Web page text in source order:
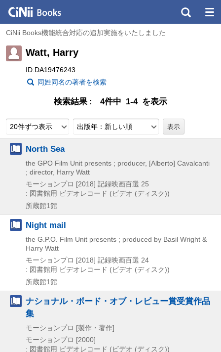
CiNii Books機能統合対応の追加実施をいたしました
Watt, Harry
ID:DA19476243
同姓同名の著者を検索
検索結果 4件中 1-4 を表示
20件ずつ表示 出版年：新しい順
North Sea
the GPO Film Unit presents ; producer, [Alberto] Cavalcanti
; director, Harry Watt
モーションプロ [2018] 記録映画百選 25
: 図書館用 ビデオレコード (ビデオ (ディスク))
所蔵館1館
Night mail
the G.P.O. Film Unit presents ; produced by Basil Wright &
Harry Watt
モーションプロ [2018] 記録映画百選 24
: 図書館用 ビデオレコード (ビデオ (ディスク))
所蔵館1館
ナショナル・ボード・オブ・レビュー賞受賞作品
集
モーションプロ [製作・著作]
モーションプロ [2000]
: 図書館用 ビデオレコード (ビデオ (ディスク))